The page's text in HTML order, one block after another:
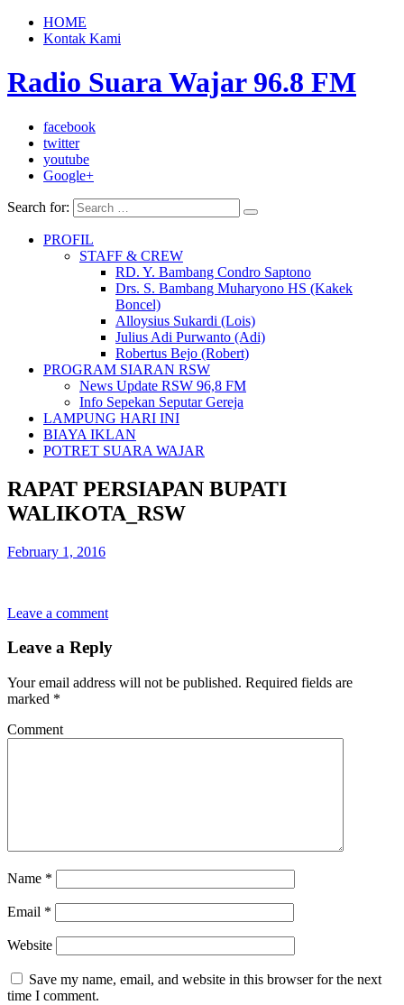
HOME
Kontak Kami
Radio Suara Wajar 96.8 FM
facebook
twitter
youtube
Google+
Search for:
PROFIL
STAFF & CREW
RD. Y. Bambang Condro Saptono
Drs. S. Bambang Muharyono HS (Kakek
Boncel)
Alloysius Sukardi (Lois)
Julius Adi Purwanto (Adi)
Robertus Bejo (Robert)
PROGRAM SIARAN RSW
News Update RSW 96,8 FM
Info Sepekan Seputar Gereja
LAMPUNG HARI INI
BIAYA IKLAN
POTRET SUARA WAJAR
RAPAT PERSIAPAN BUPATI
WALIKOTA_RSW
February 1, 2016
Leave a comment
Leave a Reply
Your email address will not be published. Required fields are
marked *
Comment
Name *
Email *
Website
Save my name, email, and website in this browser for the next
time I comment.